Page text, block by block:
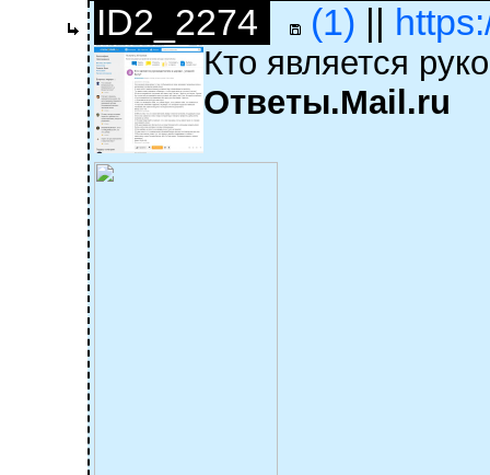
ID2_2274 (1) ||
Кто является
Ответы.Mail.ru